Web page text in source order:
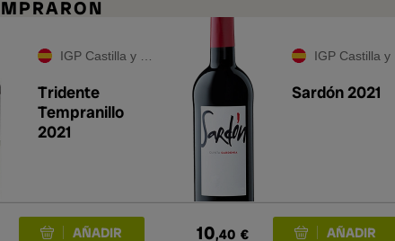
IGP Castilla y León
Tridente
Tempranillo
2021
IGP Castilla y León
Sardón 2021
10,40 €